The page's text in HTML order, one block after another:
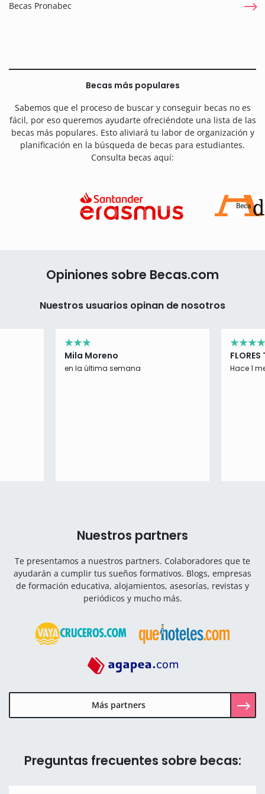
Becas Pronabec
Becas más populares
Sabemos que el proceso de buscar y conseguir becas no es
fácil, por eso queremos ayudarte ofreciéndote una lista de las
becas más populares. Esto aliviará tu labor de organización y
planificación en la búsqueda de becas para estudiantes.
Consulta becas aquí:
Opiniones sobre Becas.com
Nuestros usuarios opinan de nosotros
Mila Moreno
en la última semana
FLORES
Hace 1
Nuestros partners
Te presentamos a nuestros partners. Colaboradores que te
ayudarán a cumplir tus sueños formativos. Blogs, empresas
de formación educativa, alojamientos, asesorías, revistas y
periódicos y mucho más.
Más partners
Preguntas frecuentes sobre becas: